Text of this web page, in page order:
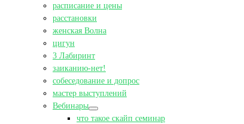
расписание и цены
расстановки
женская Волна
цигун
3 Лабиринт
заиканию-нет!
собеседование и допрос
мастер выступлений
Вебинары
что такое скайп семинар